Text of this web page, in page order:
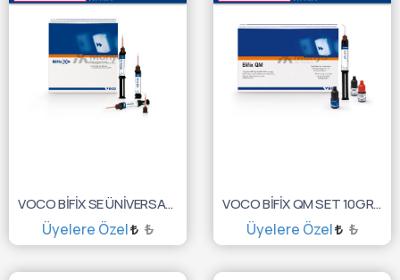
VOCO BİFİX SE ÜNİVERSAL 5GR 1785
Üyelere Özel ₺
SEPETE EKLE
VOCO BİFİX QM SET 10GR 1217
Üyelere Özel ₺
SEPETE EKLE